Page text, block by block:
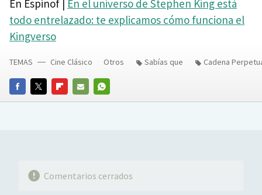
En Espinof | En el universo de Stephen King está
todo entrelazado: te explicamos cómo funciona el
Kingverso
FACEBOOKTWITTERFLIPBOARD
E-
WHATSAPP
TEMAS Cine Clásico Otros Sabías que Cadena
Comentarios cerrados